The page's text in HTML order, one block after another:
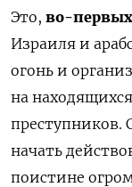
Это, во-
Израиля и
огонь и
на
преступников.
начать
поистине